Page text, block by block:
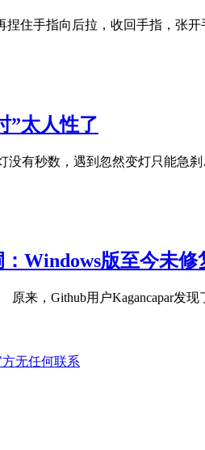
住手指向后拉，收回手指，张
”太人性了
没有秒数，遇到忽然变灯只能
Windows版至今未修
来，Github用户Kagancapar发
无任何联系